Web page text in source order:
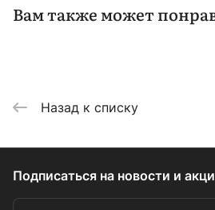
Вам также может
Назад к списку
Подписаться на новости и